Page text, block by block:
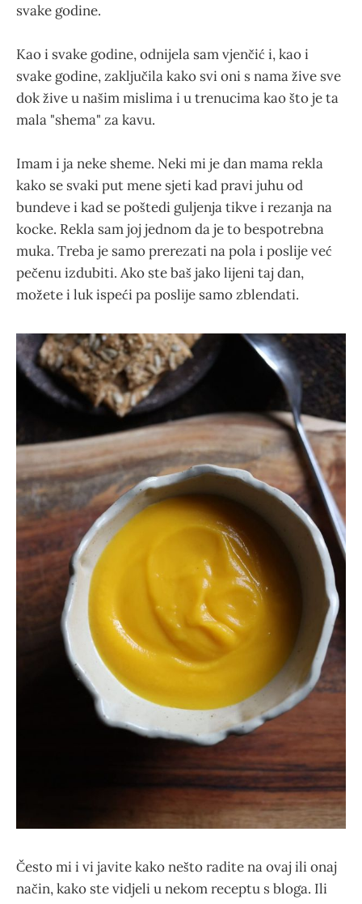
svake godine.
Kao i svake godine, odnijela sam vjenčić i, kao i
svake godine, zaključila kako svi oni s nama žive sve
dok žive u našim mislima i u trenucima kao što je ta
mala "shema" za kavu.
Imam i ja neke sheme. Neki mi je dan mama rekla
kako se svaki put mene sjeti kad pravi juhu od
bundeve i kad se poštedi guljenja tikve i rezanja na
kocke. Rekla sam joj jednom da je to bespotrebna
muka. Treba je samo prerezati na pola i poslije već
pečenu izdubiti. Ako ste baš jako lijeni taj dan,
možete i luk ispeći pa poslije samo zblendati.
Često mi i vi javite kako nešto radite na ovaj ili onaj
način, kako ste vidjeli u nekom receptu s bloga. Ili